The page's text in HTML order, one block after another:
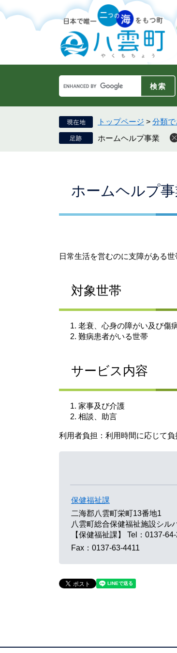
ー
で
ニ
ば
文
Google
カ
ス
タ
ム
検
トップページ > 分類
ホームヘルプ事業
ホームヘルプ
日常生活を営むのに支障がある
対象世帯
老衰、心身の障がい及び傷
難病患者がいる世帯
サービス内容
家事及び介護
相談、助言
利用者負担：利用時間に応じて負
保健福祉課
二海郡八雲町栄町13番地1
八雲町総合保健福祉施設シル
【保健福祉課】
Tel：0137-64-
Fax：0137-63-4411